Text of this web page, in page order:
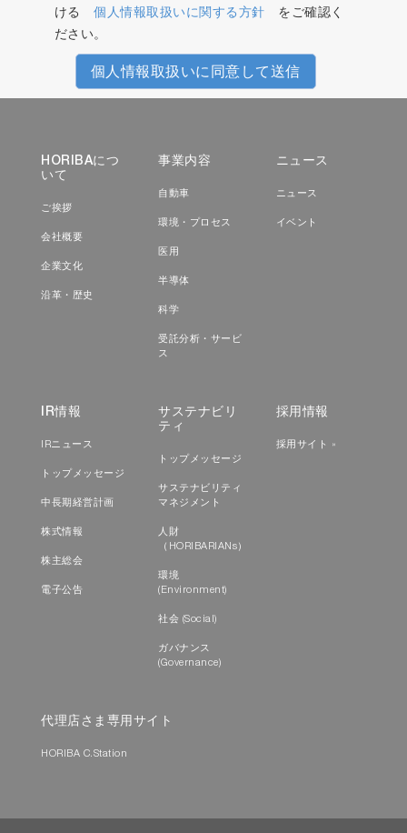
ける
個人情報取扱いに関する方針
をご確認く
ださい。
個人情報取扱いに同意して送信
HORIBAにつ
いて
ご挨拶
会社概要
企業文化
沿革・歴史
事業内容
自動車
環境・プロセス
医用
半導体
科学
受託分析・サービ
ス
ニュース
ニュース
イベント
IR情報
IRニュース
トップメッセージ
中長期経営計画
株式情報
株主総会
電子公告
サステナビリ
ティ
トップメッセージ
サステナビリティ
マネジメント
人財
（HORIBARIANs）
環境
(Environment)
社会 (Social)
ガバナンス
(Governance)
採用情報
採用サイト »
代理店さま専用サイト
HORIBA C.Station